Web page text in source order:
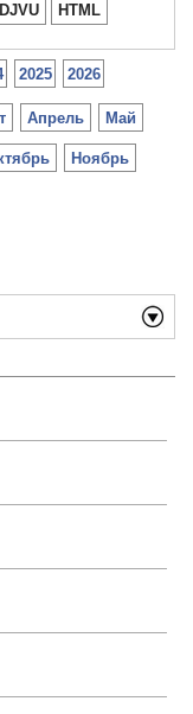
DJVU HTML
2025 2026
Апрель Май
Ноябрь